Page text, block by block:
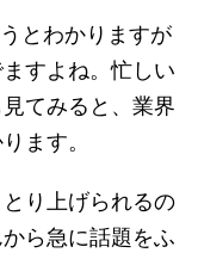
とわかりますが
すよね。忙しい
てみると、業界
ます。
り上げられるの
ら急に話題をふ